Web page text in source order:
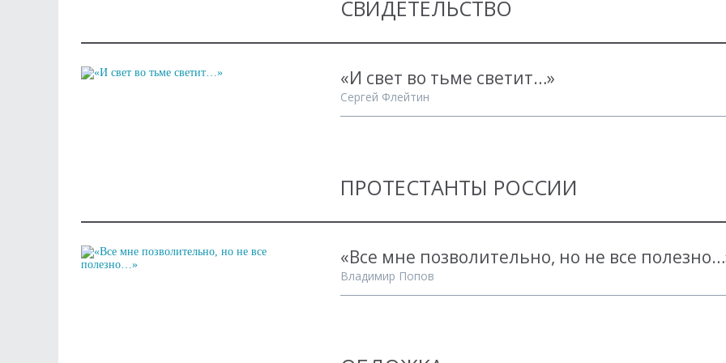
СВИДЕТЕЛЬСТВО
«И свет во тьме светит…»
Сергей Флейтин
ПРОТЕСТАНТЫ РОССИИ
«Все мне позволительно, но не все
Владимир Попов